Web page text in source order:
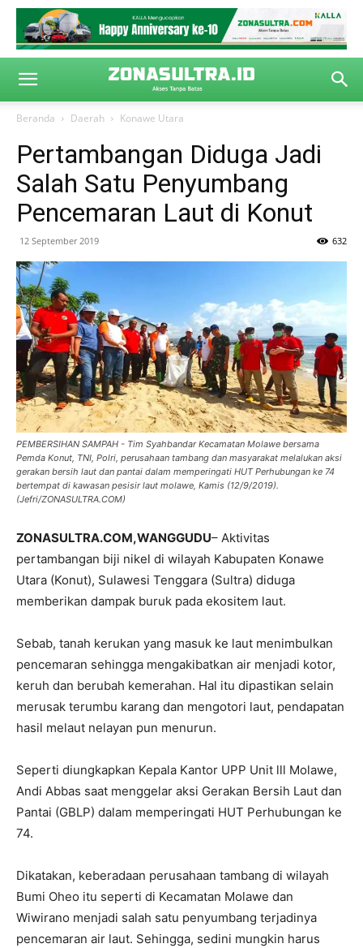
Beranda Daerah Konawe Utara
Pertambangan Diduga Jadi
Salah Satu Penyumbang
Pencemaran Laut di Konut
12 September 2019 632
PEMBERSIHAN SAMPAH - Tim Syahbandar Kecamatan Molawe bersama
Pemda Konut, TNI, Polri, perusahaan tambang dan masyarakat melalukan aksi
gerakan bersih laut dan pantai dalam memperingati HUT Perhubungan ke 74
bertempat di kawasan pesisir laut molawe, Kamis (12/9/2019).
(Jefri/ZONASULTRA.COM)
ZONASULTRA.COM,WANGGUDU– Aktivitas
pertambangan biji nikel di wilayah Kabupaten Konawe
Utara (Konut), Sulawesi Tenggara (Sultra) diduga
memberikan dampak buruk pada ekositem laut.
Sebab, tanah kerukan yang masuk ke laut menimbulkan
pencemaran sehingga mengakibatkan air menjadi kotor,
keruh dan berubah kemerahan. Hal itu dipastikan selain
merusak terumbu karang dan mengotori laut, pendapatan
hasil melaut nelayan pun menurun.
Seperti diungkapkan Kepala Kantor UPP Unit lll Molawe,
Andi Abbas saat menggelar aksi Gerakan Bersih Laut dan
Pantai (GBLP) dalam memperingati HUT Perhubungan ke
74.
Dikatakan, keberadaan perusahaan tambang di wilayah
Bumi Oheo itu seperti di Kecamatan Molawe dan
Wiwirano menjadi salah satu penyumbang terjadinya
pencemaran air laut. Sehingga, sedini mungkin harus